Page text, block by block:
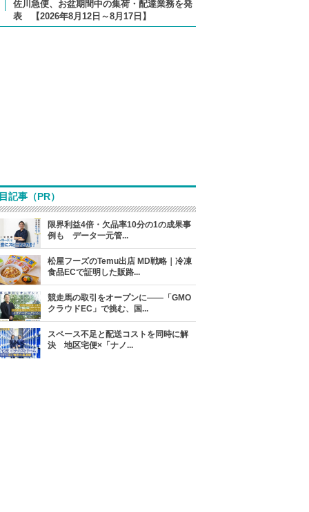
佐川急便、お盆期間中の集荷・配達業務を発
表 【2026年8月12日～8月17日】
記事（PR）
限界利益4倍・欠品率10分の1の成果事
例も データ一元管...
松屋フーズのTemu出店 MD戦略｜冷凍
食品ECで証明した販路...
競走馬の取引をオープンに――「GMO
クラウドEC」で挑む、国...
スペース不足と配送コストを同時に解
決 地区宅便×「ナノ...